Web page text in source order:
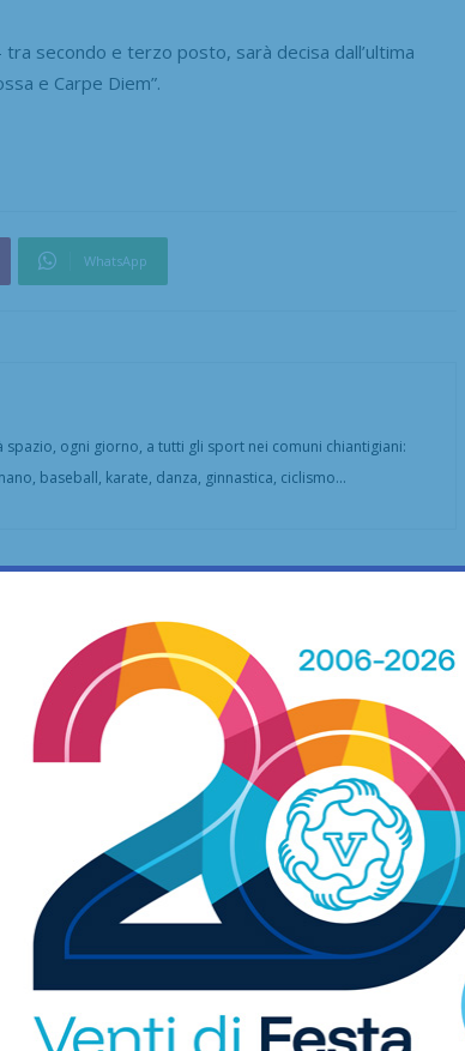
tra secondo e terzo posto, sarà decisa dall’ultima
e Carpe Diem”.
WhatsApp
spazio, ogni giorno, a tutti gli sport nei comuni chiantigiani:
baseball, karate, danza, ginnastica, ciclismo...
figlia di Jury,
Nazionale Young
di equitazione
Fitness
SportLab21 non va in vacanza:
palestra aperta per tutto il mese di
agosto